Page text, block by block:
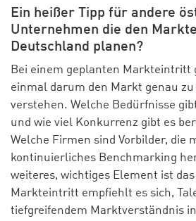
Ein heißer Tipp für andere
Unternehmen die den
Deutschland planen?
Bei einem geplanten Markteintritt
einmal darum den Markt genau zu
verstehen. Welche Bedürfnisse
und wie viel Konkurrenz gibt es
Welche Firmen sind Vorbilder, die
kontinuierliches Benchmarking
weiteres, wichtiges Element ist das
Markteintritt empfiehlt es sich,
tiefgreifendem Marktverständnis